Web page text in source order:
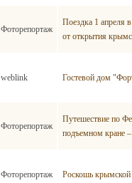
Фоторепортаж
Поездка 1 апреля
от открытия
weblink Гостевой дом
Фоторепортаж
Путешествие по
подъемном кране
Фоторепортаж Роскошь